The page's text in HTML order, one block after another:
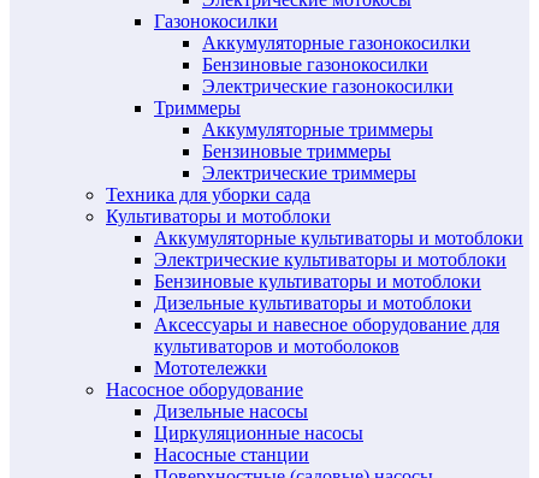
Газонокосилки
Аккумуляторные газонокосилки
Бензиновые газонокосилки
Электрические газонокосилки
Триммеры
Аккумуляторные триммеры
Бензиновые триммеры
Электрические триммеры
Техника для уборки сада
Культиваторы и мотоблоки
Аккумуляторные культиваторы и мотоблоки
Электрические культиваторы и мотоблоки
Бензиновые культиваторы и мотоблоки
Дизельные культиваторы и мотоблоки
Аксессуары и навесное оборудование для
культиваторов и мотоболоков
Мототележки
Насосное оборудование
Дизельные насосы
Циркуляционные насосы
Насосные станции